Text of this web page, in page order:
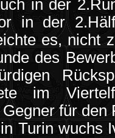
in der
in der
es, nicht
des
im
für den
Turin wuchs